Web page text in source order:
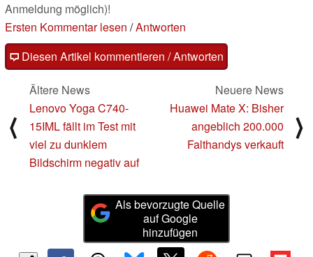
Anmeldung möglich)!
Ersten Kommentar lesen /Antworten
Diesen Artikel kommentieren / Antworten
⟨
Ältere News
Lenovo Yoga C740-
15IML fällt im Test mit
viel zu dunklem
Bildschirm negativ auf
Neuere News
Huawei Mate X: Bisher
angeblich 200.000
Falthandys verkauft
⟩
Als bevorzugte Quelle
auf Google
hinzufügen